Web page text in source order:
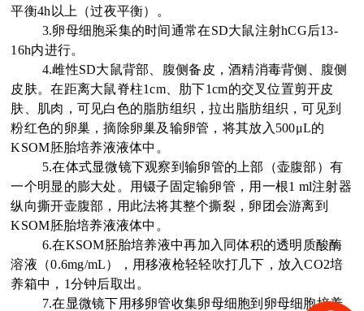
平衡4h以上（过夜平衡）。
3.卵母细胞采集的时间通常在SD大鼠注射hCG后13-
16h内进行。
4.雌性SD大鼠背部、腹侧备皮，酒精消毒背侧、腹侧
皮肤。在距离大鼠脊柱1cm、肋下1cm的交叉位置剪开皮
肤、肌肉，可见白色的脂肪组织，拉出脂肪组织，可见到
粉红色的卵巢，摘除卵巢及输卵管，将其放入500μL的
KSOM胚胎培养液液体中。
5.在体式显微镜下观察到输卵管的上部（壶腹部）有
一个明显的膨大处。用镊子固定输卵管，用一根1 ml注射器
纵向撕开壶腹部，用此法将其整个撕裂，卵团会游离到
KSOM胚胎培养液液体中。
6.在KSOM胚胎培养液中再加入同体积的透明质酸酶
溶液（0.6mg/mL），用移液枪轻轻吹打几下，放入CO2培
养箱中，1分钟后取出。
7.在显微镜下用移卵管收集卵母细胞到卵母细胞培养